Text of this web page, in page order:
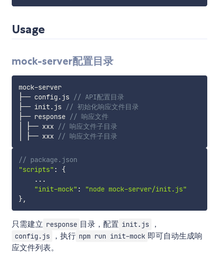
Usage
mock-server配置目录
mock-server
├── config .js // API配置目录
├── init.js // 初始化响应文件目录
├── response // 响应文件
│ ├── xxx // 响应文件子目录
│ ├── xxx // 响应文件子目录
// package.json
"scripts" :
{
...
"init-mock" :
"node mock-server/init.js"
},
只需建立 response 目录，配置 init.js ，
config.js ，执行 npm run init-mock 即可自动生成响
应文件列表。